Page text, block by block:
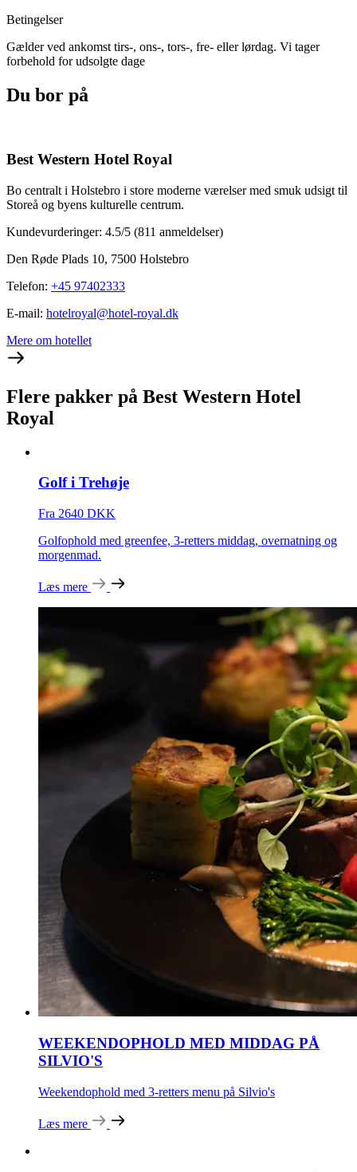
Betingelser
Gælder ved ankomst tirs-, ons-, tors-, fre- eller lørdag. Vi tager
forbehold for udsolgte dage
Du bor på
Best Western Hotel Royal
Bo centralt i Holstebro i store moderne værelser med smuk udsigt til
Storeå og byens kulturelle centrum.
Kundevurderinger: 4.5/5 (811 anmeldelser)
Den Røde Plads 10, 7500 Holstebro
Telefon: +45 97402333
E-mail: hotelroyal@hotel-royal.dk
Mere om hotellet
Flere pakker på Best Western Hotel
Royal
Golf i Trehøje
Fra 2640 DKK
Golfophold med greenfee, 3-retters middag, overnatning og
morgenmad.
Læs mere
WEEKENDOPHOLD MED MIDDAG PÅ
SILVIO'S
Weekendophold med 3-retters menu på Silvio's
Læs mere